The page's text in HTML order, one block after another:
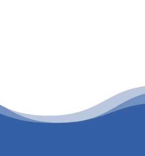
CULTURAL